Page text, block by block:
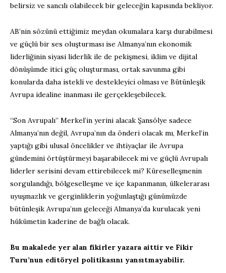
belirsiz ve sancılı olabilecek bir geleceğin kapısında bekliyor.
AB’nin sözünü ettiğimiz meydan okumalara karşı durabilmesi
ve güçlü bir ses oluşturması ise Almanya’nın ekonomik
liderliğinin siyasi liderlik ile de pekişmesi, iklim ve dijital
dönüşümde itici güç oluşturması, ortak savunma gibi
konularda daha istekli ve destekleyici olması ve Bütünleşik
Avrupa idealine inanması ile gerçekleşebilecek.
“Son Avrupalı” Merkel’in yerini alacak Şansölye sadece
Almanya’nın değil, Avrupa’nın da önderi olacak mı, Merkel’in
yaptığı gibi ulusal öncelikler ve ihtiyaçlar ile Avrupa
gündemini örtüştürmeyi başarabilecek mi ve güçlü Avrupalı
liderler serisini devam ettirebilecek mi? Küreselleşmenin
sorgulandığı, bölgeselleşme ve içe kapanmanın, ülkelerarası
uyuşmazlık ve gerginliklerin yoğunlaştığı günümüzde
bütünleşik Avrupa’nın geleceği Almanya’da kurulacak yeni
hükümetin kaderine de bağlı olacak.
Bu makalede yer alan fikirler yazara aittir ve Fikir
Turu’nun editöryel politikasını yansıtmayabilir.